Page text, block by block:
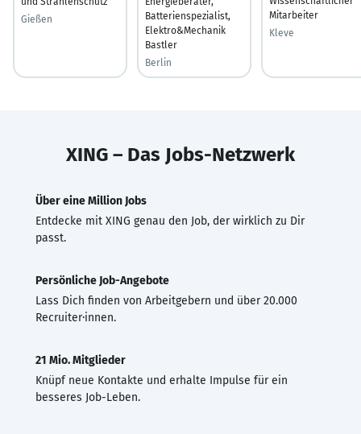
Gießen
Batterienspezialist,
Elektro&Mechanik
Bastler
Berlin
Mitarbeiter
Kleve
XING – Das Jobs-Netzwerk
Über eine Million Jobs
Entdecke mit XING genau den Job, der wirklich zu Dir
passt.
Persönliche Job-Angebote
Lass Dich finden von Arbeitgebern und über 20.000
Recruiter·innen.
21 Mio. Mitglieder
Knüpf neue Kontakte und erhalte Impulse für ein
besseres Job-Leben.